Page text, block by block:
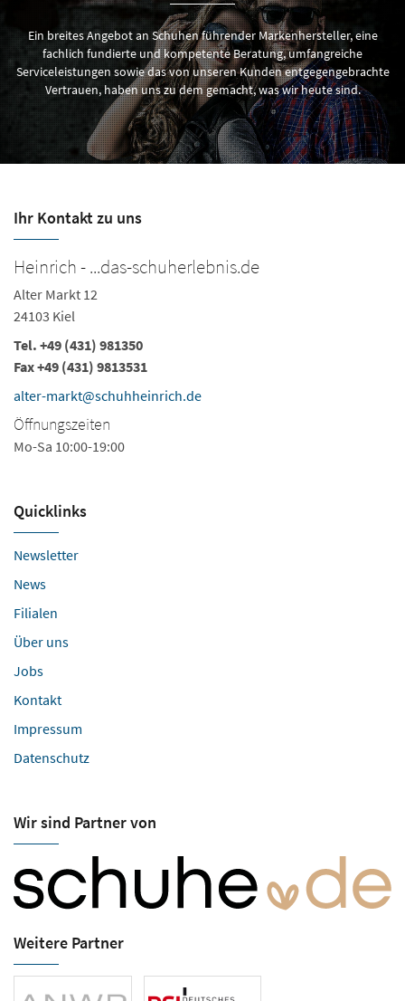
Ein breites Angebot an Schuhen führender Markenhersteller, eine
fachlich fundierte und kompetente Beratung, umfangreiche
Serviceleistungen sowie das von unseren Kunden entgegengebrachte
Vertrauen, haben uns zu dem gemacht, was wir heute sind.
Ihr Kontakt zu uns
Heinrich - ...das-schuherlebnis.de
Alter Markt 12
24103 Kiel
Tel. +49 (431) 981350
Fax +49 (431) 9813531
alter-markt@schuhheinrich.de
Öffnungszeiten
Mo-Sa 10:00-19:00
Quicklinks
Newsletter
News
Filialen
Über uns
Jobs
Kontakt
Impressum
Datenschutz
Wir sind Partner von
Weitere Partner